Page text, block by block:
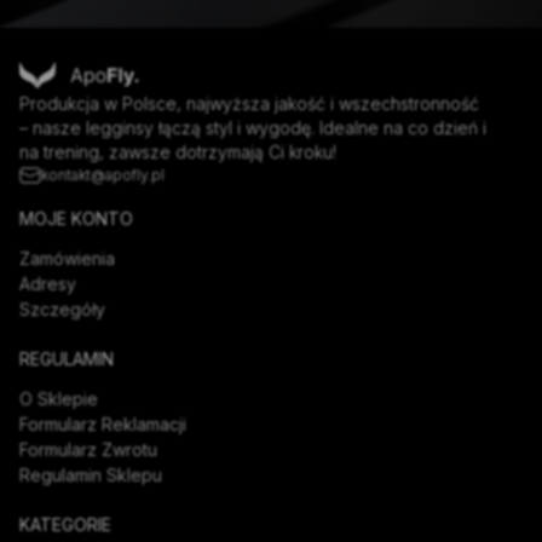
Produkcja w Polsce, najwyższa jakość i wszechstronność
– nasze legginsy łączą styl i wygodę. Idealne na co dzień i
na trening, zawsze dotrzymają Ci kroku!
kontakt@apofly.pl
MOJE KONTO
Zamówienia
Adresy
Szczegóły
REGULAMIN
O Sklepie
Formularz Reklamacji
Formularz Zwrotu
Regulamin Sklepu
KATEGORIE